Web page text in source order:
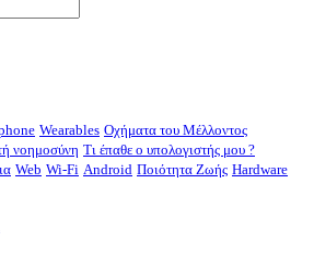
Wearables Οχήματα του Μέλλοντος
νοημοσύνη Τι έπαθε ο υπολογιστής μου ?
Web Wi-Fi Android Ποιότητα Ζωής Hardware